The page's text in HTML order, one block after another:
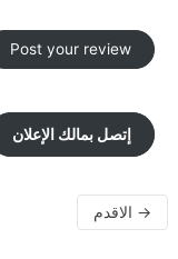
إتصل بمالك الإعلان
→ الاقدم